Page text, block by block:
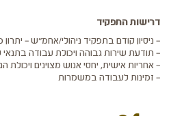
דרישות התפקיד
– ניסיון קודם בתפקיד ניהולי/אחמ"ש –
– תודעת שירות גבוהה ויכולת עבודה
– אחריות אישית, יחסי אנוש מצוינים ויכולת
– זמינות לעבודה במשמרות